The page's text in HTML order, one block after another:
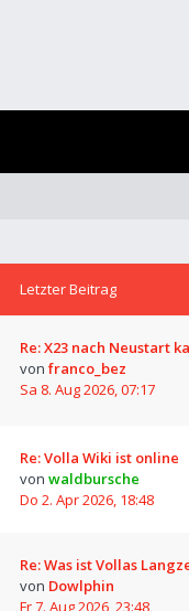
Letzter Beitrag
Re: X23 nach Neustart
von franco_bez
Sa 8. Aug 2026, 07:17
Re: Volla Wiki ist online
von waldbursche
Do 2. Apr 2026, 18:48
Re: Was ist Vollas
von Dowlphin
Fr 7. Aug 2026, 23:48